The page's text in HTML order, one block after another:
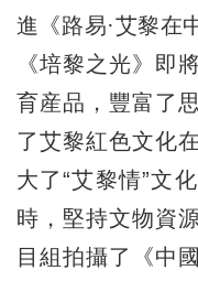
進《路易·艾黎在
《培黎之光》即
育産品，豐富了
了艾黎紅色文化
大了“艾黎情”文
時，堅持文物資
目組拍攝了《中